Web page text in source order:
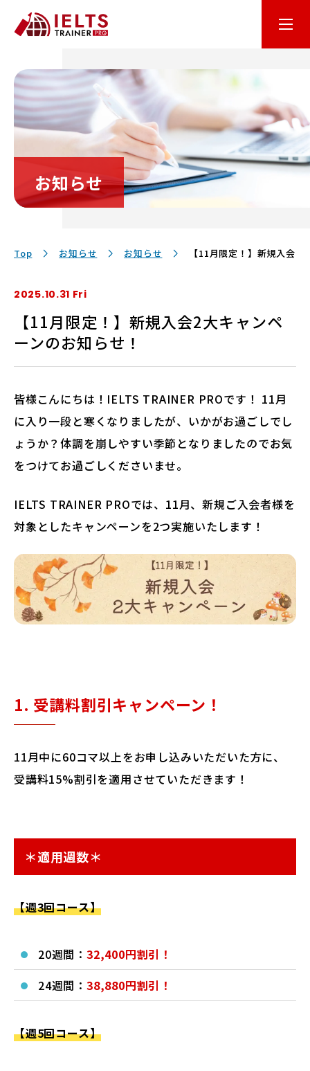
はじめての方へ
オンライン学習
コース・料金
講師・テキスト
法人・教育機関の方へ
ブログ
運営会社
お知らせ
Top お知らせ お知らせ 【11月限定！】新規入会2
2025.10.31 Fri
【11月限定！】新規入会2大キャンペ
ーンのお知らせ！
皆様こんにちは！IELTS TRAINER PROです！ 11月
に入り一段と寒くなりましたが、いかがお過ごしでし
ょうか？体調を崩しやすい季節となりましたのでお気
をつけてお過ごしくださいませ。
IELTS TRAINER PROでは、11月、新規ご入会者様を
対象としたキャンペーンを2つ実施いたします！
1. 受講料割引キャンペーン！
11月中に60コマ以上をお申し込みいただいた方に、
受講料15%割引を適用させていただきます！
＊適用週数＊
【週3回コース】
20週間： 32,400円割引！
24週間： 38,880円割引！
【週5回コース】